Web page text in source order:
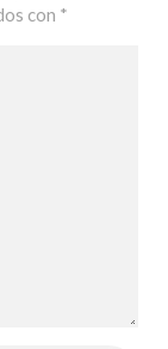
con *